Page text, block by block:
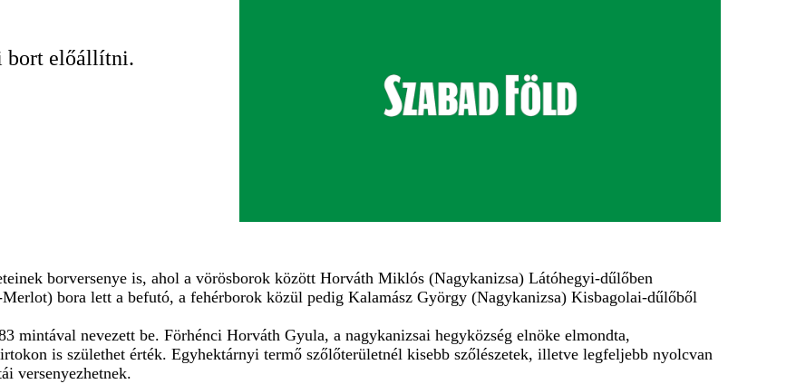
bort előállítni.
borversenye is, ahol a vörösborok között Horváth Miklós (Nagykanizsa) Látóhegyi-dűlőben
bora lett a befutó, a fehérborok közül pedig Kalamász György (Nagykanizsa) Kisbagolai-dűlőből
mintával nevezett be. Förhénci Horváth Gyula, a nagykanizsai hegyközség elnöke elmondta,
is születhet érték. Egyhektárnyi termő szőlőterületnél kisebb szőlészetek, illetve legfeljebb nyolcvan
versenyezhetnek.